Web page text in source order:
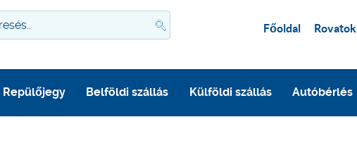
Főoldal Rovatok
Repülőjegy Belföldi szállás Külföldi szállás Autóbérlés